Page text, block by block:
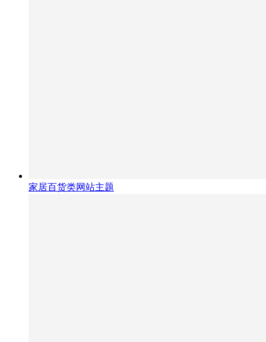
家居百货类网站主题